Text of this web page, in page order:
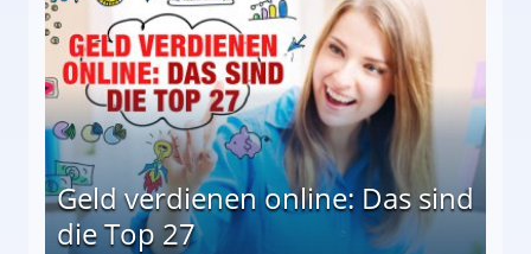
Geld verdienen online: Das sind
die Top 27